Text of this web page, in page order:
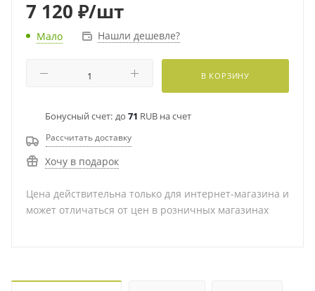
7 120 ₽/шт
Мало Нашли дешевле?
В КОРЗИНУ
Бонусный счет: до 71 RUB на счет
Рассчитать доставку
Хочу в подарок
Цена действительна только для интернет-магазина и
может отличаться от цен в розничных магазинах